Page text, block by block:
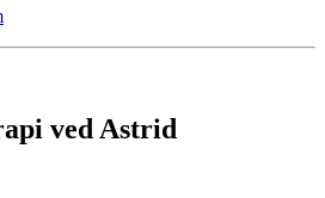
ved Astrid